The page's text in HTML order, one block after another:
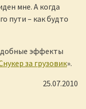
мне. А когда
пути – как будто
эффекты
за грузовик».
25.07.2010